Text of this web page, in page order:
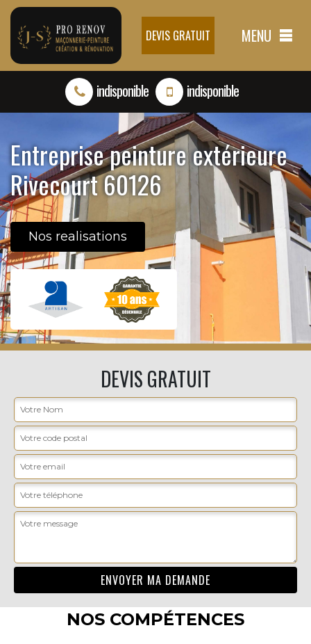
DEVIS GRATUIT MENU
indisponible indisponible
Entreprise peinture extérieure
Rivecourt 60126
Nos realisations
DEVIS GRATUIT
NOS COMPÉTENCES